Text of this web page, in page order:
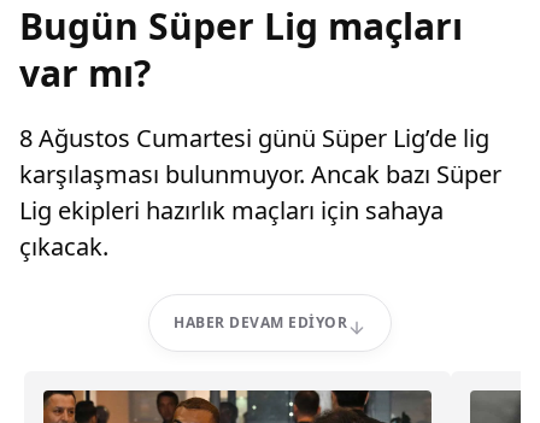
Bugün Süper Lig maçları
var mı?
8 Ağustos Cumartesi günü Süper Lig’de lig
karşılaşması bulunmuyor. Ancak bazı Süper
Lig ekipleri hazırlık maçları için sahaya
çıkacak.
HABER DEVAM EDIYOR